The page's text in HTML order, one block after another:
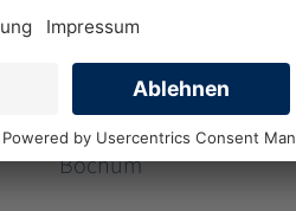
3-Zimmer Wohnung
in Höntrop mit WBS
Schlehenweg 12, 44869
Bochum